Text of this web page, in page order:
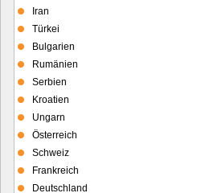
Iran
Türkei
Bulgarien
Rumänien
Serbien
Kroatien
Ungarn
Österreich
Schweiz
Frankreich
Deutschland